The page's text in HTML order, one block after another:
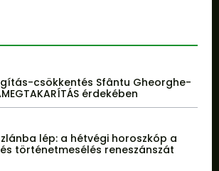
csökkentés Sfântu Gheorghe-
érdekében
lép: a hétvégi horoszkóp a
történetmesélés reneszánszát